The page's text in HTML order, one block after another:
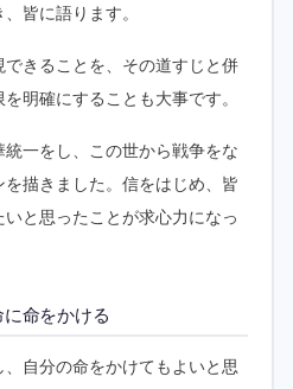
皆に語ります。
きることを、その道すじと併
明確にすることも大事です。
一をし、この世から戦争をな
描きました。信をはじめ、皆
と思ったことが求心力になっ
命をかける
自分の命をかけてもよいと思